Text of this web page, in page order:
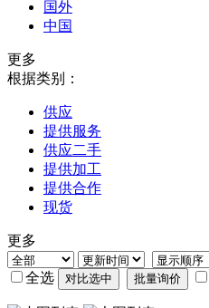
国外
中国
更多
根据类别：
供应
提供服务
供应二手
提供加工
提供合作
现货
更多
全选